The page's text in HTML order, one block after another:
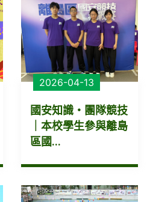
2026-04-13
國安知識・團隊競技
｜本校學生參與離島
區國...